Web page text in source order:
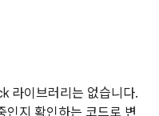
라이브러리는 없습니다.
지 확인하는 코드로 변